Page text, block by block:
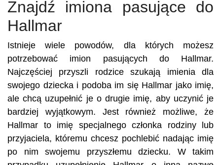
Znajdź imiona pasujące do
Hallmar
Istnieje wiele powodów, dla których możesz
potrzebować imion pasujących do Hallmar.
Najczęściej przyszli rodzice szukają imienia dla
swojego dziecka i podoba im się Hallmar jako imię,
ale chcą uzupełnić je o drugie imię, aby uczynić je
bardziej wyjątkowym. Jest również możliwe, że
Hallmar to imię specjalnego członka rodziny lub
przyjaciela, któremu chcesz pochlebić nadając imię
po nim swojemu przyszłemu dziecku. W takim